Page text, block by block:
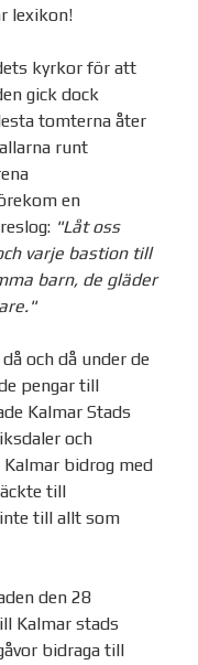
lexikon!
kyrkor för att
gick dock
tomterna åter
runt
en
"Låt oss
varje bastion till
barn, de gläder
och då under de
pengar till
Kalmar Stads
och
bidrog med
till
till allt som
den 28
Kalmar stads
bidraga till